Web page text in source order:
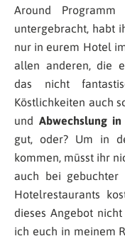
Around
untergebracht, habt
nur in eurem Hotel
allen anderen, die
das nicht
Köstlichkeiten auch
und Abwechslung
gut, oder? Um in
kommen, müsst ihr
auch bei
Hotelrestaurants
dieses Angebot
ich euch in meinem